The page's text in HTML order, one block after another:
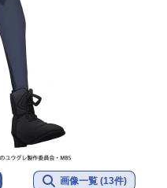
画像一覧 (13件)